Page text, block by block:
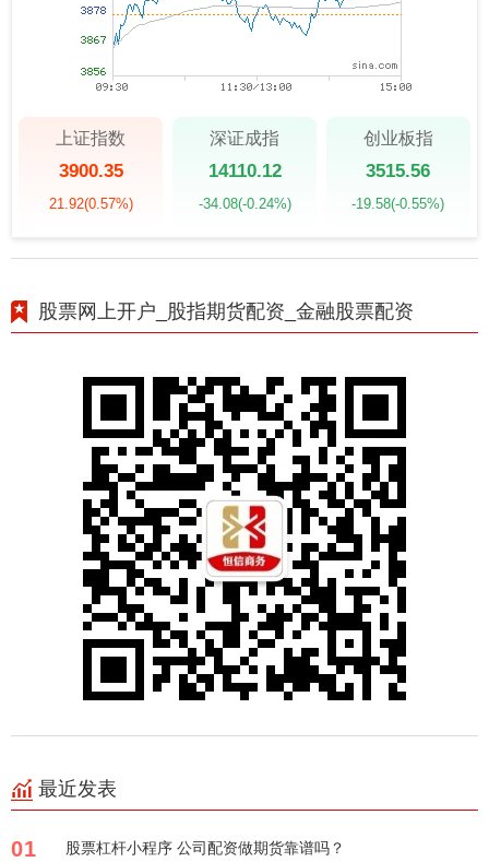
上证指数
3900.35
21.92(0.57%)
深证成指
14110.12
-34.08(-0.24%)
创业板指
3515.56
-19.58(-0.55%)
股票网上开户_股指期货配资_金融股票配资
最近发表
01 股票杠杆小程序 公司配资做期货靠谱吗？